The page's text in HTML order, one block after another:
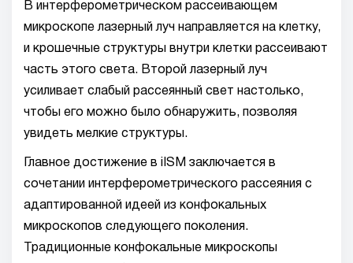
В интерферометрическом рассеивающем
микроскопе лазерный луч направляется на клетку,
и крошечные структуры внутри клетки рассеивают
часть этого света. Второй лазерный луч
усиливает слабый рассеянный свет настолько,
чтобы его можно было обнаружить, позволяя
увидеть мелкие структуры.
Главное достижение в iISM заключается в
сочетании интерферометрического рассеяния с
адаптированной идеей из конфокальных
микроскопов следующего поколения.
Традиционные конфокальные микроскопы